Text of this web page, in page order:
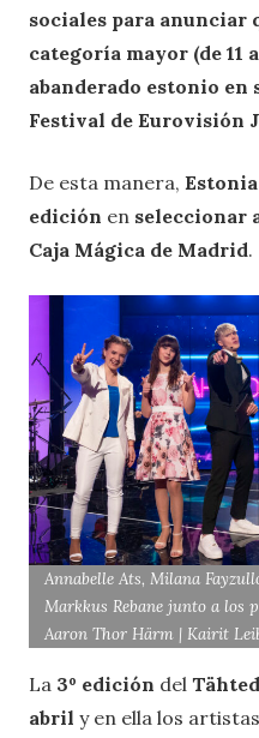
sociales para anunciar
categoría mayor (de 11
abanderado estonio en
Festival de Eurovisión
De esta manera, Estonia
edición en seleccionar
Caja Mágica de Madrid.
Annabelle Ats, Milana
Markkus Rebane junto a los
Aaron Thor Härm | Kairit
La 3º edición del
abril y en ella los